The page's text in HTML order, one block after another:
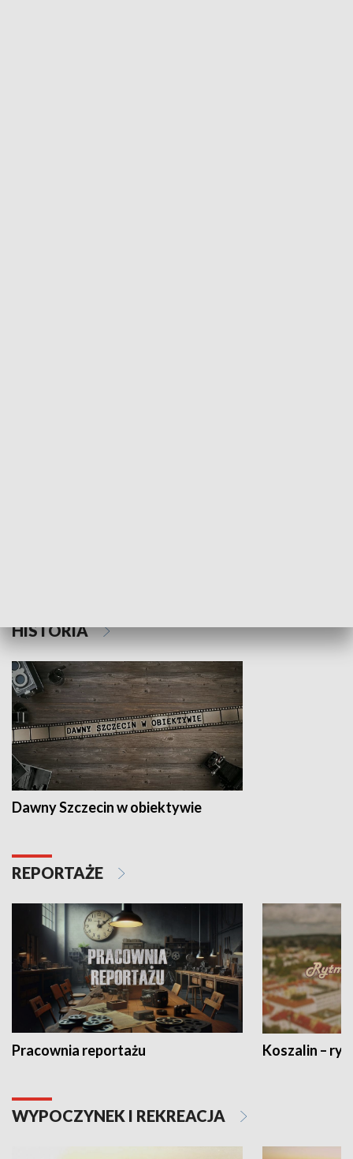
HISTORIA
Dawny Szczecin w obiektywie
REPORTAŻE
Pracownia reportażu Koszalin –
WYPOCZYNEK I REKREACJA